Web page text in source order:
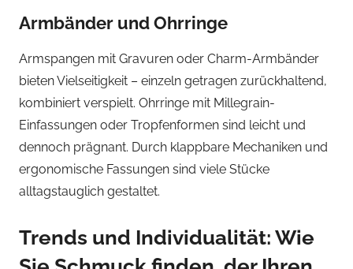
Armbänder und Ohrringe
Armspangen mit Gravuren oder Charm-Armbänder
bieten Vielseitigkeit – einzeln getragen zurückhaltend,
kombiniert verspielt. Ohrringe mit Millegrain-
Einfassungen oder Tropfenformen sind leicht und
dennoch prägnant. Durch klappbare Mechaniken und
ergonomische Fassungen sind viele Stücke
alltagstauglich gestaltet.
Trends und Individualität: Wie